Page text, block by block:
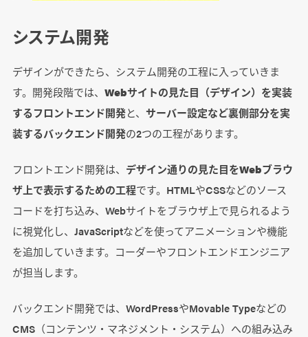
システム開発
デザインができたら、システム開発の工程に入っていきま
す。開発段階では、 Webサイトの見た目（デザイン）を実装
するフロントエンド開発と、 サーバー設定など裏側部分を実
装するバックエンド開発の2つの工程があります。
フロントエンド開発は、 デザイン通りの見た目をWebブラウ
ザ上で表示するための工程です。HTMLやCSSなどのソース
コードを打ち込み、Webサイトをブラウザ上で見られるよう
に視覚化し、JavaScriptなどを使ってアニメーションや機能
を追加していきます。コーダーやフロントエンドエンジニア
が担当します。
バックエンド開発では、WordPressやMovable Typeなどの
CMS（コンテンツ・マネジメント・システム）への組み込み